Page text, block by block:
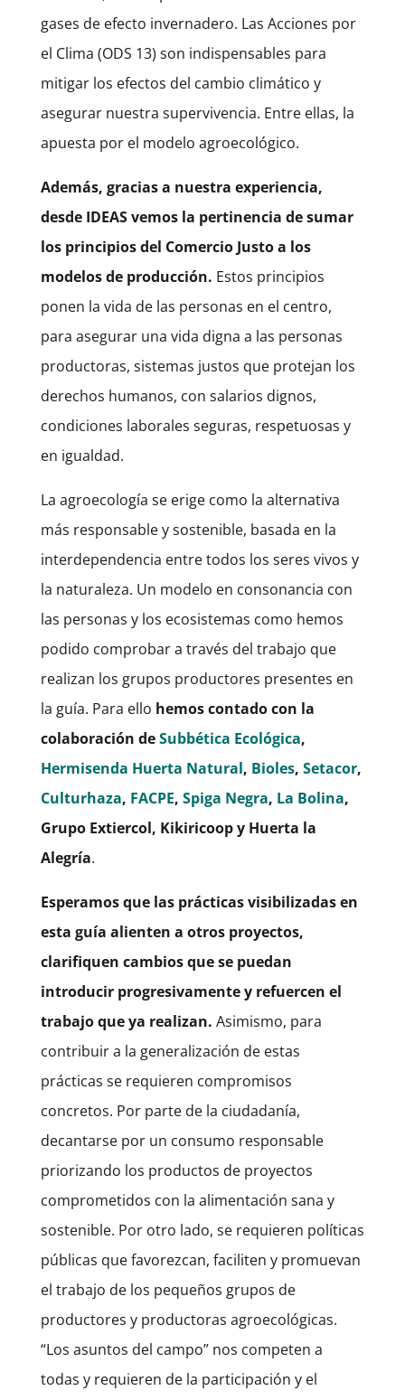
gases de efecto invernadero. Las Acciones por
el Clima (ODS 13) son indispensables para
mitigar los efectos del cambio climático y
asegurar nuestra supervivencia. Entre ellas, la
apuesta por el modelo agroecológico.
Además, gracias a nuestra experiencia,
desde IDEAS vemos la pertinencia de sumar
los principios del Comercio Justo a los
modelos de producción. Estos principios
ponen la vida de las personas en el centro,
para asegurar una vida digna a las personas
productoras, sistemas justos que protejan los
derechos humanos, con salarios dignos,
condiciones laborales seguras, respetuosas y
en igualdad.
La agroecología se erige como la alternativa
más responsable y sostenible, basada en la
interdependencia entre todos los seres vivos y
la naturaleza. Un modelo en consonancia con
las personas y los ecosistemas como hemos
podido comprobar a través del trabajo que
realizan los grupos productores presentes en
la guía. Para ello hemos contado con la
colaboración deSubbética Ecológica,
Hermisenda Huerta Natural, Bioles, Setacor,
Culturhaza, FACPE, Spiga Negra, La Bolina,
Grupo Extiercol, Kikiricoop y Huerta la
Alegría.
Esperamos que las prácticas visibilizadas en
esta guía alienten a otros proyectos,
clarifiquen cambios que se puedan
introducir progresivamente y refuercen el
trabajo que ya realizan. Asimismo, para
contribuir a la generalización de estas
prácticas se requieren compromisos
concretos. Por parte de la ciudadanía,
decantarse por un consumo responsable
priorizando los productos de proyectos
comprometidos con la alimentación sana y
sostenible. Por otro lado, se requieren políticas
públicas que favorezcan, faciliten y promuevan
el trabajo de los pequeños grupos de
productores y productoras agroecológicas.
“Los asuntos del campo” nos competen a
todas y requieren de la participación y el